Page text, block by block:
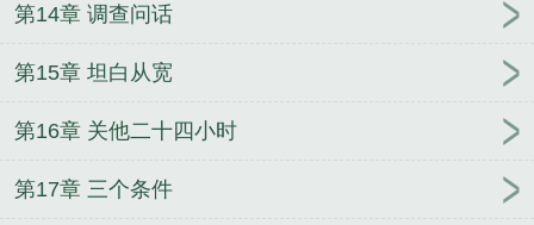
第14章 调查问话
第15章 坦白从宽
第16章 关他二十四小时
第17章 三个条件